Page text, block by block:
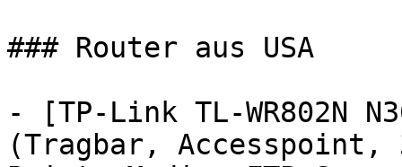
### Router aus USA
- [TP-Link TL-WR802N
(Tragbar,